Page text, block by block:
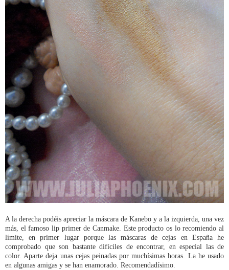
A la derecha podéis apreciar la máscara de Kanebo y a la izquierda, una vez
más, el famoso lip primer de Canmake. Este producto os lo recomiendo al
límite, en primer lugar porque las máscaras de cejas en España he
comprobado que son bastante difíciles de encontrar, en especial las de
color. Aparte deja unas cejas peinadas por muchísimas horas. La he usado
en algunas amigas y se han enamorado. Recomendadísimo.